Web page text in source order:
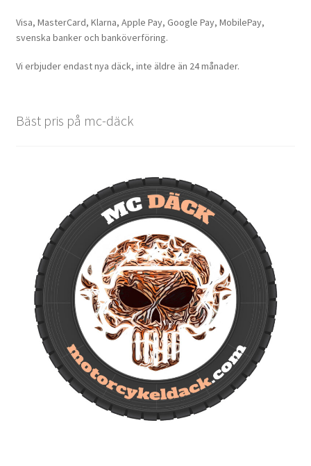
Visa, MasterCard, Klarna, Apple Pay, Google Pay, MobilePay,
svenska banker och banköverföring.
Vi erbjuder endast nya däck, inte äldre än 24 månader.
Bäst pris på mc-däck